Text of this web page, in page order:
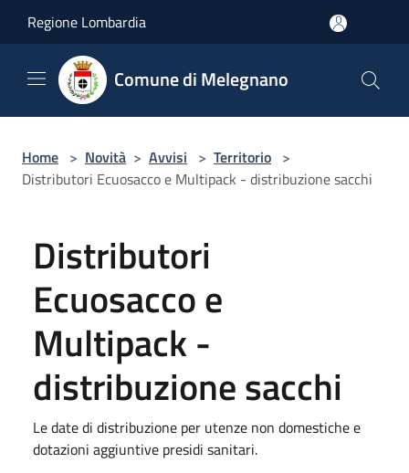
Regione Lombardia
Comune di Melegnano
Home > Novità > Avvisi > Territorio >
Distributori Ecuosacco e Multipack - distribuzione sacchi
Distributori
Ecuosacco e
Multipack -
distribuzione sacchi
Le date di distribuzione per utenze non domestiche e
dotazioni aggiuntive presidi sanitari.